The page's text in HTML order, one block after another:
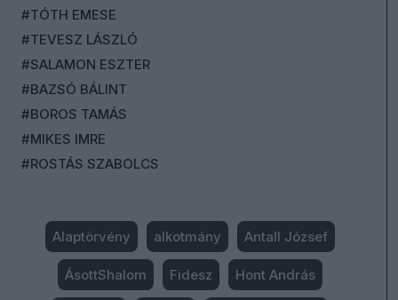
#TÓTH EMESE
#TEVESZ LÁSZLÓ
#SALAMON ESZTER
#BAZSÓ BÁLINT
#BOROS TAMÁS
#MIKES IMRE
#ROSTÁS SZABOLCS
Alaptörvény alkotmány Antall József
ÁsottShalom Fidesz Hont András